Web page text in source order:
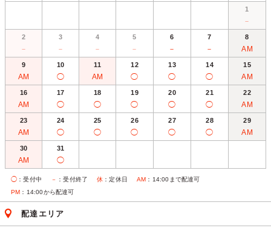
1
－
2
－
3
－
4
－
5
－
6
－
7
－
8
AM
9
AM
10
◯
11
AM
12
◯
13
◯
14
◯
15
AM
16
AM
17
◯
18
◯
19
◯
20
◯
21
◯
22
AM
23
AM
24
◯
25
◯
26
◯
27
◯
28
◯
29
AM
30
AM
31
◯
◯ ：受付中 － ：受付終了 休 ：定休日 AM ：14:00まで配達可
PM ：14:00から配達可
配達エリア